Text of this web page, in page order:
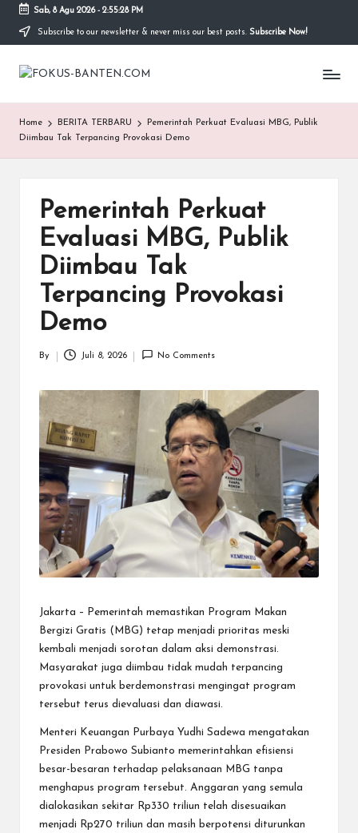
Skip
content
Sab, 8 Agu 2026- 2:55:28 PM
Subscribe to our newsletter & never miss our best posts. Subscribe Now!
F
O
K
U
N
.C
O
M
Home BERITA TERBARU
Pemerintah Perkuat Evaluasi MBG, Publik
Diimbau Tak Terpancing Provokasi Demo
Pemerintah Perkuat
Evaluasi MBG, Publik
Diimbau Tak
Terpancing Provokasi
Demo
Posted
By Juli 8, 2026 No Comments
Jakarta – Pemerintah memastikan Program Makan
Bergizi Gratis (MBG) tetap menjadi prioritas meski
kembali menjadi sorotan dalam aksi demonstrasi.
Masyarakat juga diimbau tidak mudah terpancing
provokasi untuk berdemonstrasi mengingat program
tersebut terus dievaluasi dan diawasi.
Menteri Keuangan Purbaya Yudhi Sadewa mengatakan
Presiden Prabowo Subianto memerintahkan efisiensi
besar-besaran terhadap pelaksanaan MBG tanpa
menghapus program tersebut. Anggaran yang semula
dialokasikan sekitar Rp330 triliun telah disesuaikan
menjadi Rp270 triliun dan masih berpotensi diturunkan